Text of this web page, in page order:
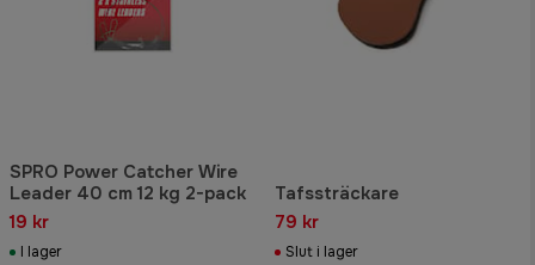
SPRO Power Catcher Wire
Leader 40 cm 12 kg 2-pack
19 kr
I lager
Tafssträckare
79 kr
Slut i lager